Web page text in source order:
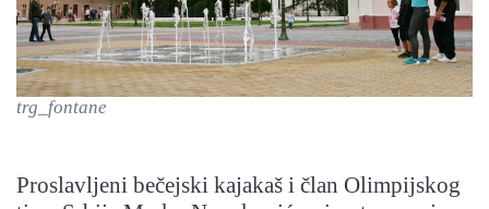
trg_fontane
Proslavljeni bečejski kajakaš i član Olimpijskog